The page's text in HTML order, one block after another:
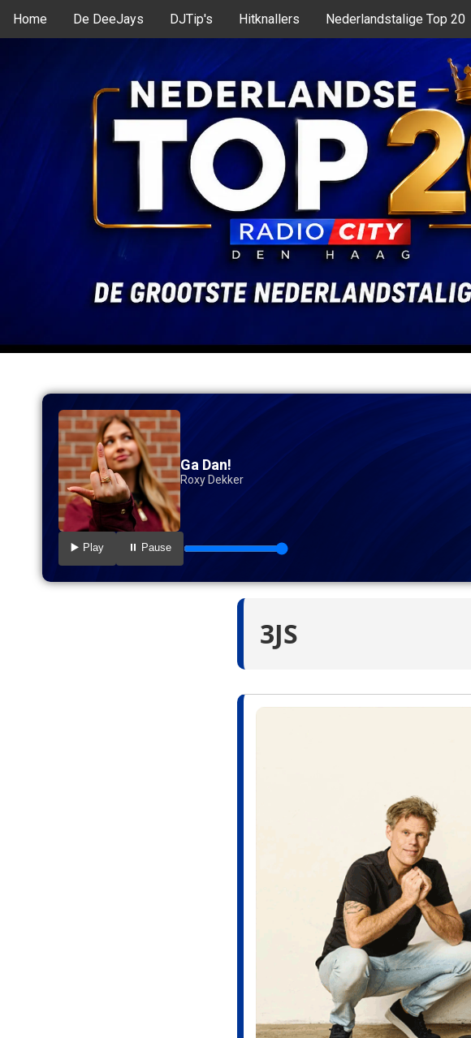
Home De DeeJays DJTip's Hitknallers Nederlandstalige Top 20
Ga Dan!
Roxy Dekker
▶️ Play ⏸️ Pause
3JS